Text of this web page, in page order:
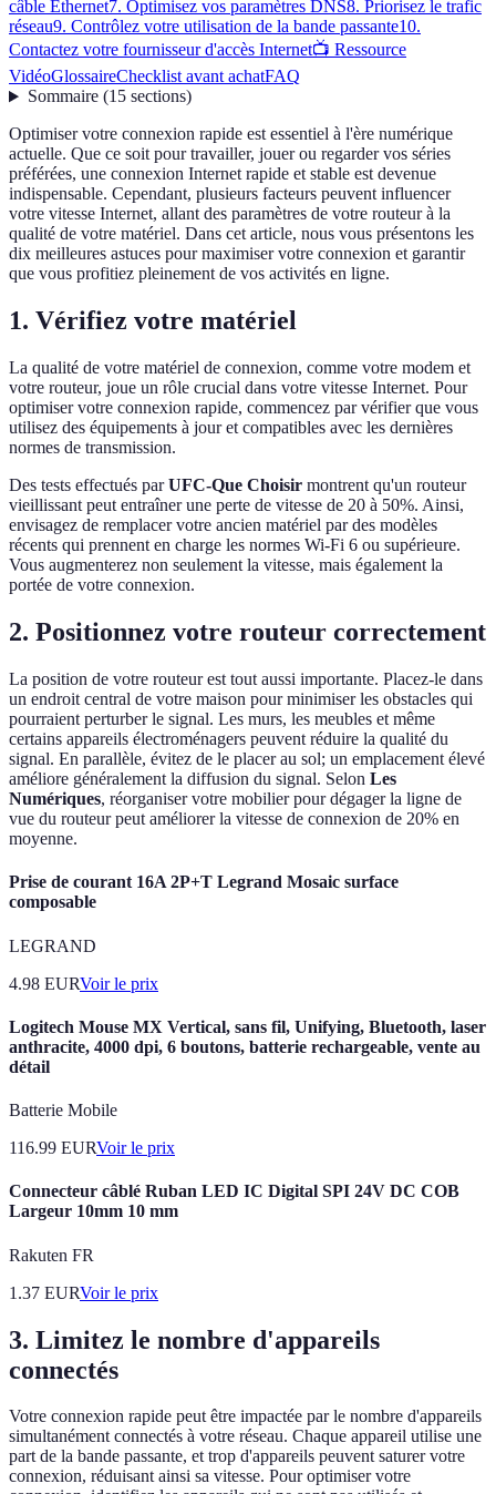
câble Ethernet7. Optimisez vos paramètres DNS8. Priorisez le trafic
réseau9. Contrôlez votre utilisation de la bande passante10.
Contactez votre fournisseur d'accès Internet📺 Ressource
VidéoGlossaireChecklist avant achatFAQ
Sommaire(15 sections)
Optimiser votre connexion rapide est essentiel à l'ère numérique
actuelle. Que ce soit pour travailler, jouer ou regarder vos séries
préférées, une connexion Internet rapide et stable est devenue
indispensable. Cependant, plusieurs facteurs peuvent influencer
votre vitesse Internet, allant des paramètres de votre routeur à la
qualité de votre matériel. Dans cet article, nous vous présentons les
dix meilleures astuces pour maximiser votre connexion et garantir
que vous profitiez pleinement de vos activités en ligne.
1. Vérifiez votre matériel
La qualité de votre matériel de connexion, comme votre modem et
votre routeur, joue un rôle crucial dans votre vitesse Internet. Pour
optimiser votre connexion rapide, commencez par vérifier que vous
utilisez des équipements à jour et compatibles avec les dernières
normes de transmission.
Des tests effectués parUFC-Que Choisir montrent qu'un routeur
vieillissant peut entraîner une perte de vitesse de 20 à 50%. Ainsi,
envisagez de remplacer votre ancien matériel par des modèles
récents qui prennent en charge les normes Wi-Fi 6 ou supérieure.
Vous augmenterez non seulement la vitesse, mais également la
portée de votre connexion.
2. Positionnez votre routeur correctement
La position de votre routeur est tout aussi importante. Placez-le dans
un endroit central de votre maison pour minimiser les obstacles qui
pourraient perturber le signal. Les murs, les meubles et même
certains appareils électroménagers peuvent réduire la qualité du
signal. En parallèle, évitez de le placer au sol; un emplacement élevé
améliore généralement la diffusion du signal. Selon Les
Numériques, réorganiser votre mobilier pour dégager la ligne de
vue du routeur peut améliorer la vitesse de connexion de 20% en
moyenne.
Prise de courant 16A 2P+T Legrand Mosaic surface
composable
LEGRAND
4.98 EURVoir le prix
Logitech Mouse MX Vertical, sans fil, Unifying, Bluetooth, laser
anthracite, 4000 dpi, 6 boutons, batterie rechargeable, vente au
détail
Batterie Mobile
116.99 EURVoir le prix
Connecteur câblé Ruban LED IC Digital SPI 24V DC COB
Largeur 10mm 10 mm
Rakuten FR
1.37 EURVoir le prix
3. Limitez le nombre d'appareils
connectés
Votre connexion rapide peut être impactée par le nombre d'appareils
simultanément connectés à votre réseau. Chaque appareil utilise une
part de la bande passante, et trop d'appareils peuvent saturer votre
connexion, réduisant ainsi sa vitesse. Pour optimiser votre